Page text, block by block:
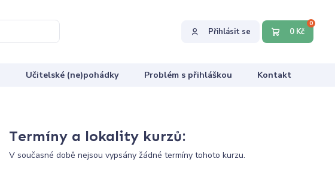
Přihlásit se 0 Kč
0
Učitelské (ne)pohádky Problém s přihláškou Kontakt
Termíny a lokality kurzů:
V současné době nejsou vypsány žádné termíny tohoto kurzu.